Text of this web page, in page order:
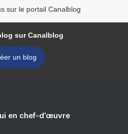
sur le portail Canalblog
sur Canalblog
un blog
en chef-d’œuvre